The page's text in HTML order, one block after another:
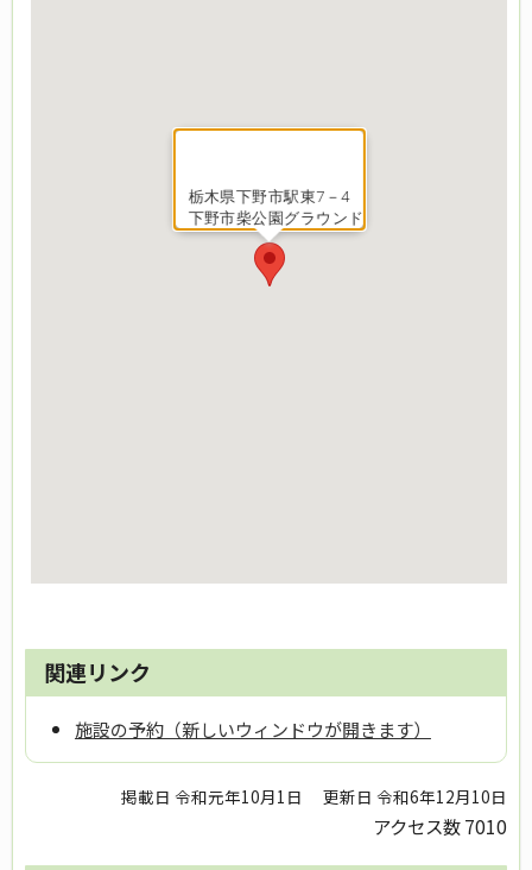
栃木県下野市駅東7－4
下野市柴公園グラウンド
関連リンク
施設の予約（新しいウィンドウが開きます）
掲載日 令和元年10月1日 更新日 令和6年12月10日
アクセス数7010